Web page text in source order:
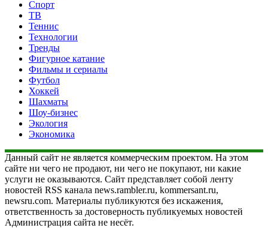
Спорт
ТВ
Теннис
Технологии
Тренды
Фигурное катание
Фильмы и сериалы
Футбол
Хоккей
Шахматы
Шоу-бизнес
Экология
Экономика
Данный сайт не является коммерческим проектом. На этом
сайте ни чего не продают, ни чего не покупают, ни какие
услуги не оказываются. Сайт представляет собой ленту
новостей RSS канала news.rambler.ru, kommersant.ru,
newsru.com. Материалы публикуются без искажения,
ответственность за достоверность публикуемых новостей
Администрация сайта не несёт.